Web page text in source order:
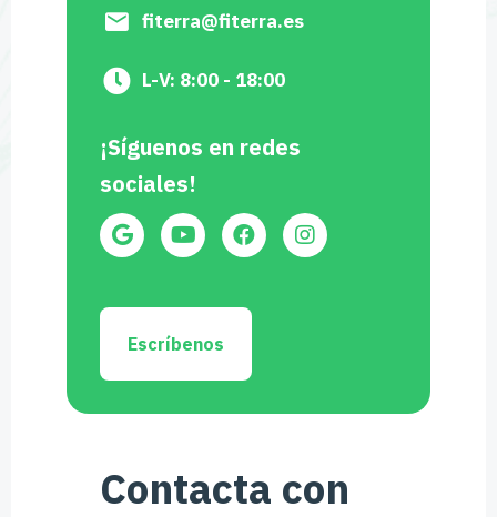
fiterra@fiterra.es
L-V: 8:00 - 18:00
¡Síguenos en redes
sociales!
Escríbenos
Contacta con